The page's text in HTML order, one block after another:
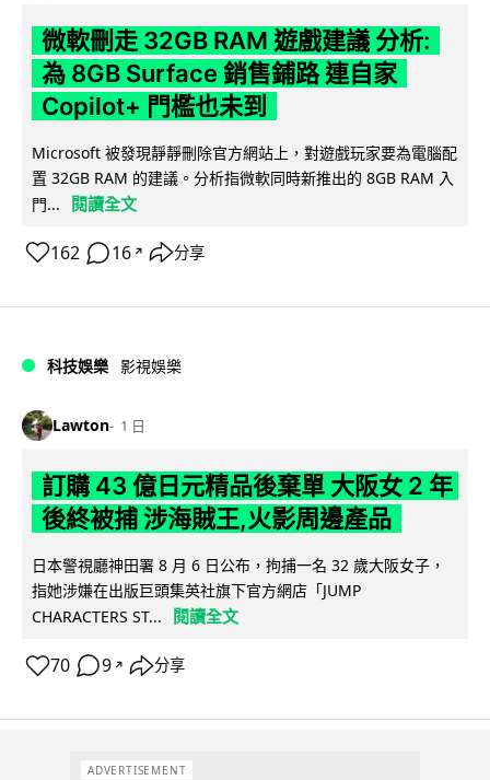
微軟刪走 32GB RAM 遊戲建議 分析:
為 8GB Surface 銷售鋪路 連自家
Copilot+ 門檻也未到
Microsoft 被發現靜靜刪除官方網站上，對遊戲玩家要為電腦配
置 32GB RAM 的建議。分析指微軟同時新推出的 8GB RAM 入
門...
閱讀全文
162 16 ↗ 分享
科技娛樂 影視娛樂
Lawton 1 日
訂購 43 億日元精品後棄單 大阪女 2 年
後終被捕 涉海賊王,火影周邊產品
日本警視廳神田署 8 月 6 日公布，拘捕一名 32 歲大阪女子，
指她涉嫌在出版巨頭集英社旗下官方網店「JUMP
CHARACTERS ST...
閱讀全文
70 9 ↗ 分享
ADVERTISEMENT